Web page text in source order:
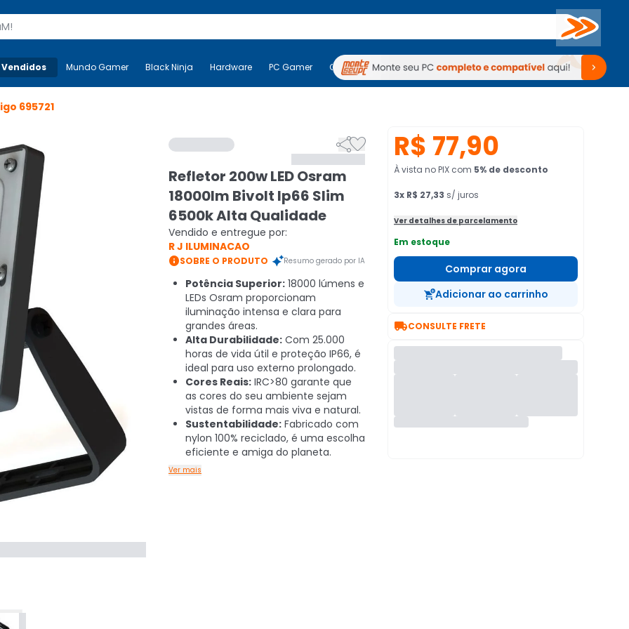
Buscar
Mais-v- Mundo Gamer Black Ninja Hardware PC Gamer Computadores Periféricos TV Venda no KaBuM!
Mundo Gamer Black Ninja Hardware PC Gamer Computadores Periféricos TV Venda no KaBuM!
695721

Refletor 200w LED Osram
18000lm Bivolt Ip66 Slim
6500k Alta Qualidade
Vendido e entregue por:
R J ILUMINACAO
SOBRE O PRODUTO Resumo gerado por IA
Potência Superior: 18000 lúmens e
LEDs Osram proporcionam
iluminação intensa e clara para
grandes áreas.
Alta Durabilidade: Com 25.000
horas de vida útil e proteção IP66, é
ideal para uso externo prolongado.
Cores Reais: IRC>80 garante que
as cores do seu ambiente sejam
vistas de forma mais viva e natural.
Sustentabilidade: Fabricado com
nylon 100% reciclado, é uma escolha
eficiente e amiga do planeta.
Ver mais
R$ 77,90
À vista no PIX com 5% de desconto
3x R$ 27,33 s/ juros
Ver detalhes de parcelamento
Em estoque
Comprar agora
Adicionar ao carrinho
CONSULTE FRETE